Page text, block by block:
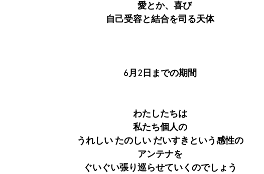
愛とか、喜び
自己受容と結合を司る天体
6月2日までの期間
わたしたちは
私たち個人の
うれしい たのしい だいすきという感性の
アンテナを
ぐいぐい張り巡らせていくのでしょう